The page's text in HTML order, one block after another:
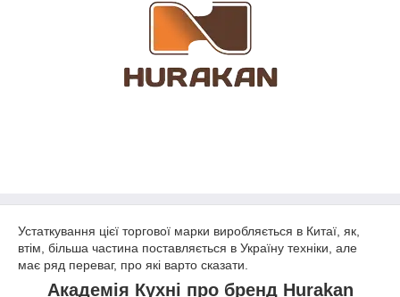
Устаткування цієї торгової марки виробляється в Китаї, як,
втім, більша частина поставляється в Україну техніки, але
має ряд переваг, про які варто сказати.
Академія Кухні про бренд Hurakan